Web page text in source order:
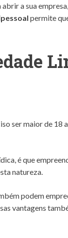
a sua
permite
ser maior de 18
é que
natureza.
podem
vantagens